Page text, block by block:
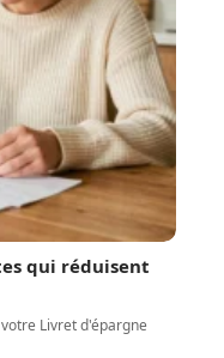
qui réduisent
Livret d'épargne